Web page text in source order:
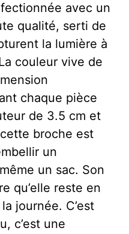
avec un
qualité, serti de
la lumière à
couleur vive de
chaque pièce
de 3.5 cm et
broche est
un
un sac. Son
qu’elle reste en
journée. C’est
c’est une